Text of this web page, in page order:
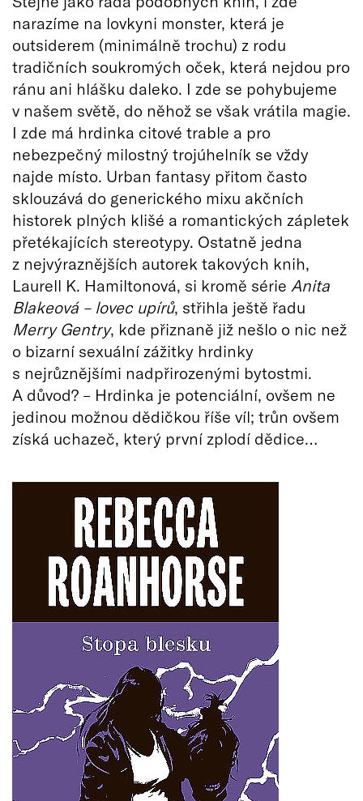
narazíme na lovkyni monster, která je
outsiderem (minimálně trochu) z rodu
tradičních soukromých oček, která nejdou pro
ránu ani hlášku daleko. I zde se pohybujeme
v našem světě, do něhož se však vrátila magie.
I zde má hrdinka citové trable a pro
nebezpečný milostný trojúhelník se vždy
najde místo. Urban fantasy přitom často
sklouzává do generického mixu akčních
historek plných klišé a romantických zápletek
přetékajících stereotypy. Ostatně jedna
z nejvýraznějších autorek takových knih,
Laurell K. Hamiltonová, si kromě série Anita
Blakeová – lovec upírů, střihla ještě řadu
Merry Gentry, kde přiznaně již nešlo o nic než
o bizarní sexuální zážitky hrdinky
s nejrůznějšími nadpřirozenými bytostmi.
A důvod? – Hrdinka je potenciální, ovšem ne
jedinou možnou dědičkou říše víl; trůn ovšem
získá uchazeč, který první zplodí dědice…